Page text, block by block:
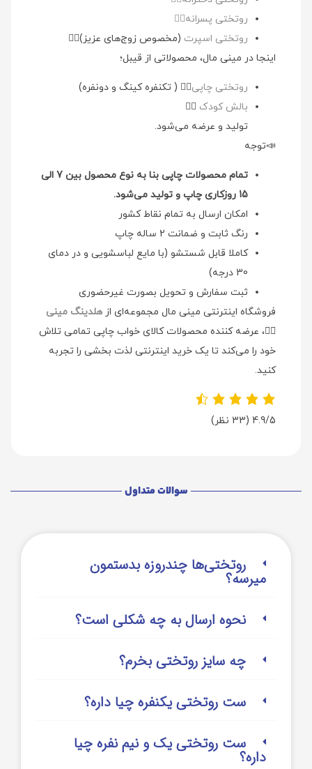
روتختی پسرانه👉🏻
روتختی اسپرت (مخصوص زوج‌های عزیز)👉🏻
اینجا در مینی مال، محصولاتی از قیبل؛
روتختی چاپی👉🏻 ( تکنفره کینگ و دونفره)
بالش کودک 👉🏻
تولید و عرضه می‌شود.
📣توجه
تمام محصولات چاپی بنا به نوع محصول بین 7 الی
15 روزکاری چاپ و تولید می‌شود.
امکان ارسال به تمام نقاط کشور
رنگ ثابت و ضمانت 2 ساله چاپ
کاملا قابل شستشو (با مایع لباسشویی و در دمای
30 درجه)
ثبت سفارش و تحویل بصورت غیرحضوری
فروشگاه اینترنتی مینی مال مجموعه‌ای ازهلدینگ مینی
👉🏻، عرضه کننده محصولات کالای خواب چاپی تمامی تلاش
خود را می‌کند تا یک خرید اینترنتی لذت بخشی را تجربه
کنید.
4.9/5 (33 نظر)
سوالات متداول
روتختی‌‌ها چندروزه بدستمون
میرسه؟
نحوه ارسال به چه شکلی است؟
چه سایز روتختی بخرم؟
ست روتختی یکنفره چیا داره؟
ست روتختی یک و نیم نفره چیا
داره؟